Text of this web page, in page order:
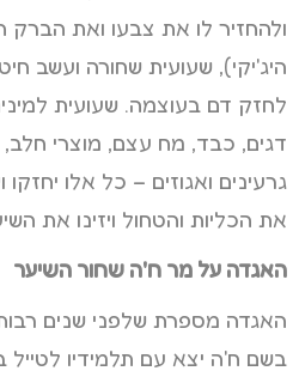
ולהחזיר לו את צבעו ואת הברק
היג'יקי), שעועית שחורה ועשב
לחזק דם בעוצמה. שעועית
דגים, כבד, מח עצם, מוצרי
גרעינים ואגוזים – כל אלו
את הכליות והטחול ויזינו את
האגדה על מר ח'ה שחור השיער
האגדה מספרת שלפני שנים
בשם ח'ה יצא עם תלמידיו